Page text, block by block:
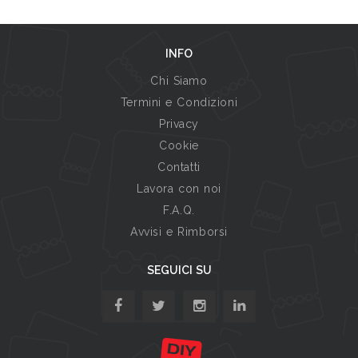
INFO
Chi Siamo
Termini e Condizioni
Privacy
Cookie
Contatti
Lavora con noi
F.A.Q.
Avvisi e Rimborsi
SEGUICI SU